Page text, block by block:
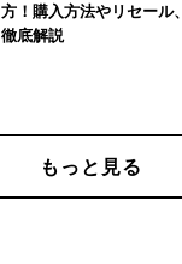
方！購入方法やリセール
徹底解説
もっと見る